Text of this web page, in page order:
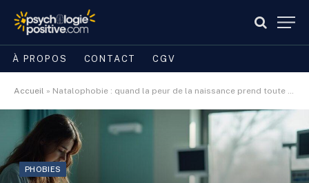
À PROPOS CONTACT CGV
Accueil » Natalophobie : quand la peur de la naissance prend toute la place
PHOBIES